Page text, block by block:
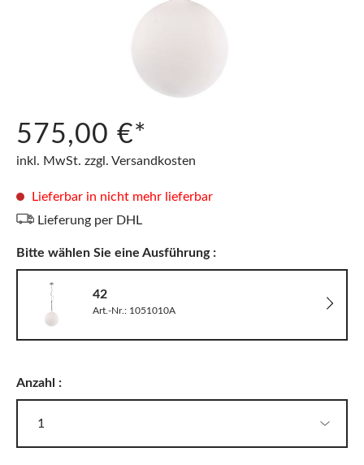
575,00 €*
inkl. MwSt. zzgl. Versandkosten
Lieferbar in nicht mehr lieferbar
Lieferung per DHL
Bitte wählen Sie eine Ausführung :
42
Art.-Nr.: 1051010A
Anzahl :